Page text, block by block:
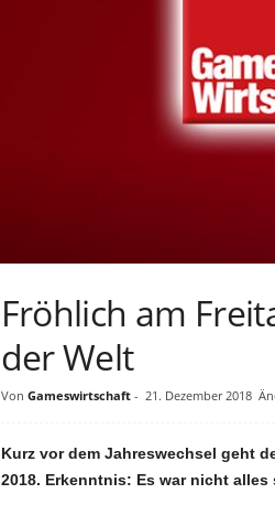
Fröhlich am
der Welt
Von Gameswirtschaft- 21. Dezember 2018
Kurz vor dem Jahreswechsel geht
2018. Erkenntnis: Es war nicht